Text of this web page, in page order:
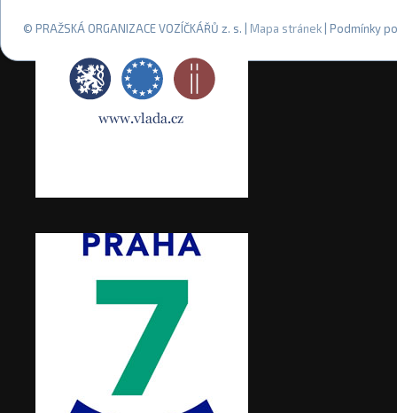
© PRAŽSKÁ ORGANIZACE VOZÍČKÁŘŮ z. s. | Mapa stránek | Podmínky